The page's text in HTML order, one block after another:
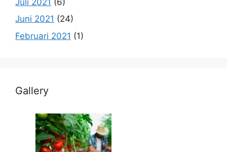
Juni 2021 (24)
Februari 2021 (1)
Gallery